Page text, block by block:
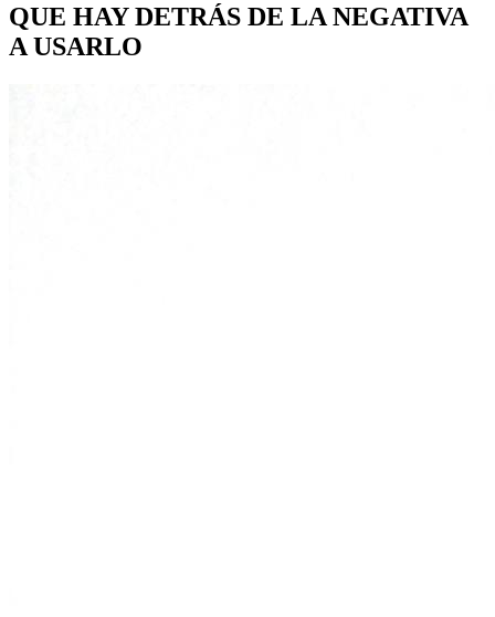
QUE HAY DETRÁS DE LA NEGATIVA
A USARLO